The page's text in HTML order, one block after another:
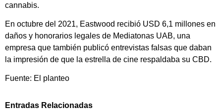
cannabis.
En octubre del 2021, Eastwood recibió USD 6,1 millones en
daños y honorarios legales de Mediatonas UAB, una
empresa que también publicó entrevistas falsas que daban
la impresión de que la estrella de cine respaldaba su CBD.
Fuente: El planteo
Entradas Relacionadas